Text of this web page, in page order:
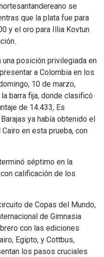
se
que la plata fue para
y el oro para Illia Kovtun
posición privilegiada en
a Colombia en los
10 de marzo,
barra fija, donde clasificó
de 14.433, Es
ya había obtenido el
en esta prueba, con
séptimo en la
calificación de los
de Copas del Mundo,
de Gimnasia
con las ediciones
Egipto, y Cottbus,
los pasos cruciales